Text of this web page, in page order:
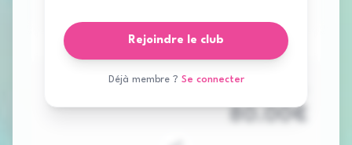
Rejoindre le club
Déjà membre ? Se connecter
80.00€